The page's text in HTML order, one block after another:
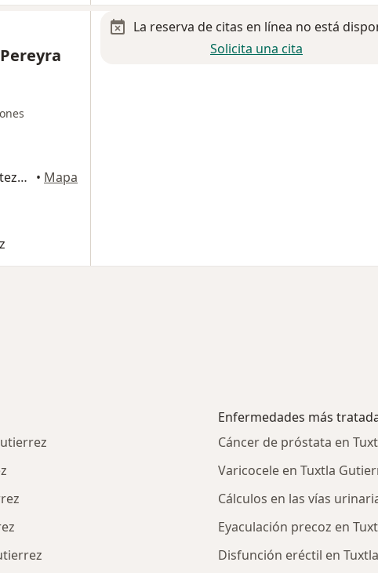
Calle 13a Poniente Norte #265, Moctezuma., Tuxtla Gutierrez • Mapa
La reserva de citas en línea no está
Solicita una cita
Enfermedades más
Cáncer de próstata en
Varicocele en Tuxtla
Cálculos en las vías
Eyaculación precoz en
Disfunción eréctil en